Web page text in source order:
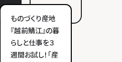
ものづくり産地
『越前鯖江』の暮
らしと仕事を３
週間お試し！「産